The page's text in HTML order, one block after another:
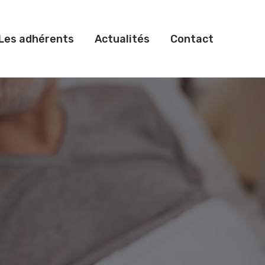
adhérents Actualités Contact